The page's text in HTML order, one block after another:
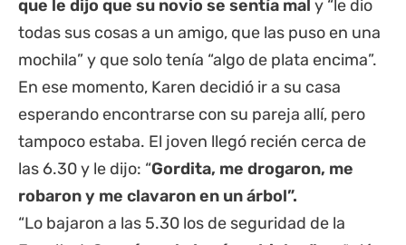
que le dijo que su novio se sentía mal y “le dio
todas sus cosas a un amigo, que las puso en una
mochila” y que solo tenía “algo de plata encima”.
En ese momento, Karen decidió ir a su casa
esperando encontrarse con su pareja allí, pero
tampoco estaba. El joven llegó recién cerca de
las 6.30 y le dijo: “Gordita, me drogaron, me
robaron y me clavaron en un árbol”.
“Lo bajaron a las 5.30 los de seguridad de la